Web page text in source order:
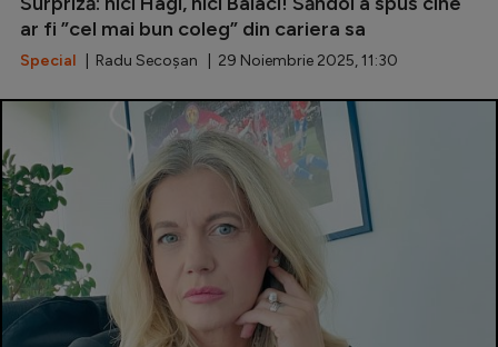
Serie A
Bundesliga
Ligue 1
Campionate
Starurile fotbalului
EURO 2024
Stranieri
Clasamente
ar fi ”cel mai bun coleg” din cariera sa
Special | Radu Secoșan | 29 Noiembrie 2025, 11:30